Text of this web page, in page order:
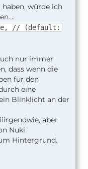
würde ich
// (default:
nur immer
dass wenn die
für den
eine
Blinklicht an der
aber
Nuki
Hintergrund.